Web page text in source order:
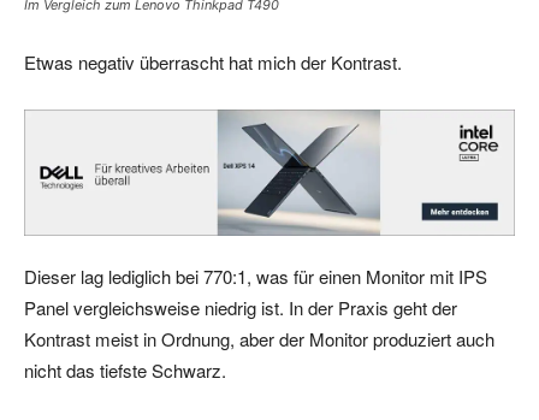
Im Vergleich zum Lenovo Thinkpad T490
Etwas negativ überrascht hat mich der Kontrast.
Dieser lag lediglich bei 770:1, was für einen Monitor mit IPS
Panel vergleichsweise niedrig ist. In der Praxis geht der
Kontrast meist in Ordnung, aber der Monitor produziert auch
nicht das tiefste Schwarz.